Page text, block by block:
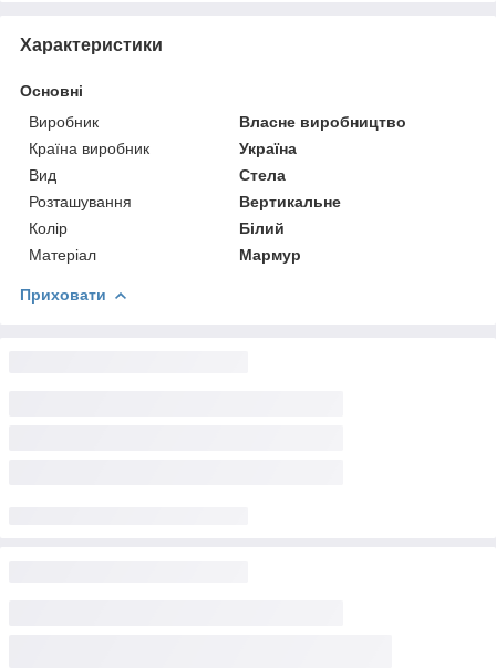
Характеристики
Основні
Виробник
Власне виробництво
Країна виробник
Україна
Вид
Стела
Розташування
Вертикальне
Колір
Білий
Матеріал
Мармур
Приховати